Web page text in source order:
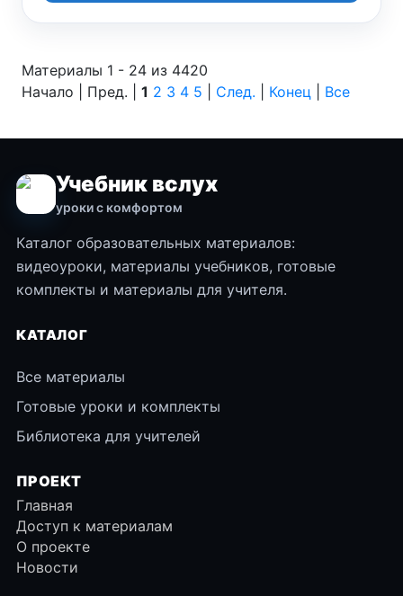
Материалы 1 - 24 из 4420
Начало | Пред. | 1 2 3 4 5 След. Конец Все
Учебник вслух
уроки с комфортом
Каталог образовательных материалов:
видеоуроки, материалы учебников, готовые
комплекты и материалы для учителя.
КАТАЛОГ
Все материалы
Готовые уроки и комплекты
Библиотека для учителей
ПРОЕКТ
Главная
Доступ к материалам
О проекте
Новости